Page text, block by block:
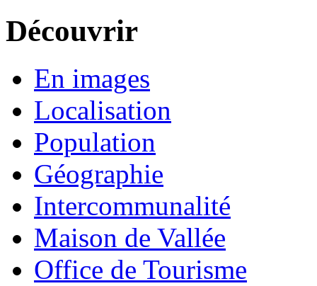
Découvrir
En images
Localisation
Population
Géographie
Intercommunalité
Maison de Vallée
Office de Tourisme